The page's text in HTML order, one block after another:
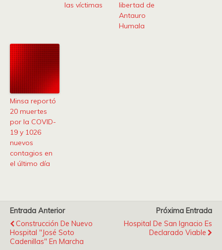
las víctimas
libertad de
Antauro
Humala
Minsa reportó
20 muertes
por la COVID-
19 y 1026
nuevos
contagios en
el último día
Entrada Anterior
Construcción De Nuevo
Hospital "José Soto
Cadenillas" En Marcha
Próxima Entrada
Hospital De San Ignacio Es
Declarado Viable